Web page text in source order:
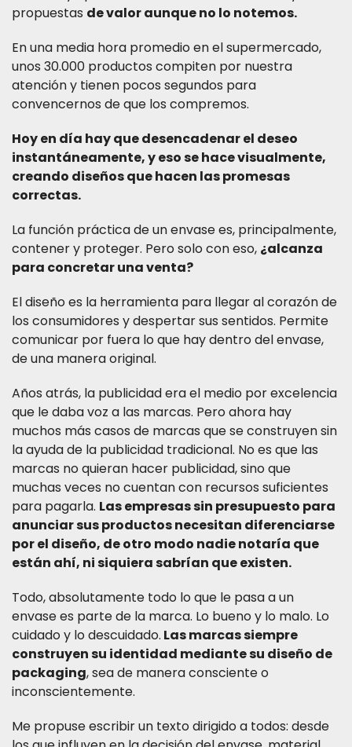
propuestas de valor aunque no lo notemos.
En una media hora promedio en el supermercado,
unos 30.000 productos compiten por nuestra
atención y tienen pocos segundos para
convencernos de que los compremos.
Hoy en día hay que desencadenar el deseo
instantáneamente, y eso se hace visualmente,
creando diseños que hacen las promesas
correctas.
La función práctica de un envase es, principalmente,
contener y proteger. Pero solo con eso, ¿alcanza
para concretar una venta?
El diseño es la herramienta para llegar al corazón de
los consumidores y despertar sus sentidos. Permite
comunicar por fuera lo que hay dentro del envase,
de una manera original.
Años atrás, la publicidad era el medio por excelencia
que le daba voz a las marcas. Pero ahora hay
muchos más casos de marcas que se construyen sin
la ayuda de la publicidad tradicional. No es que las
marcas no quieran hacer publicidad, sino que
muchas veces no cuentan con recursos suficientes
para pagarla. Las empresas sin presupuesto para
anunciar sus productos necesitan diferenciarse
por el diseño, de otro modo nadie notaría que
están ahí, ni siquiera sabrían que existen.
Todo, absolutamente todo lo que le pasa a un
envase es parte de la marca. Lo bueno y lo malo. Lo
cuidado y lo descuidado. Las marcas siempre
construyen su identidad mediante su diseño de
packaging, sea de manera consciente o
inconscientemente.
Me propuse escribir un texto dirigido a todos: desde